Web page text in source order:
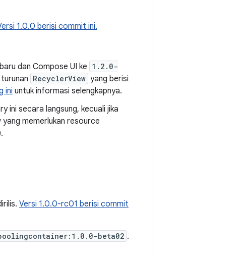
1.0.0 berisi commit ini.
dan Compose UI ke 1.2.0-
RecyclerView yang berisi
ini untuk informasi selengkapnya.
ini secara langsung, kecuali jika
memerlukan resource
Versi 1.0.0-rc01 berisi commit
beta02 .